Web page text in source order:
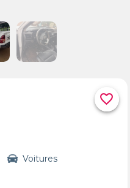
favorite_border
Voitures